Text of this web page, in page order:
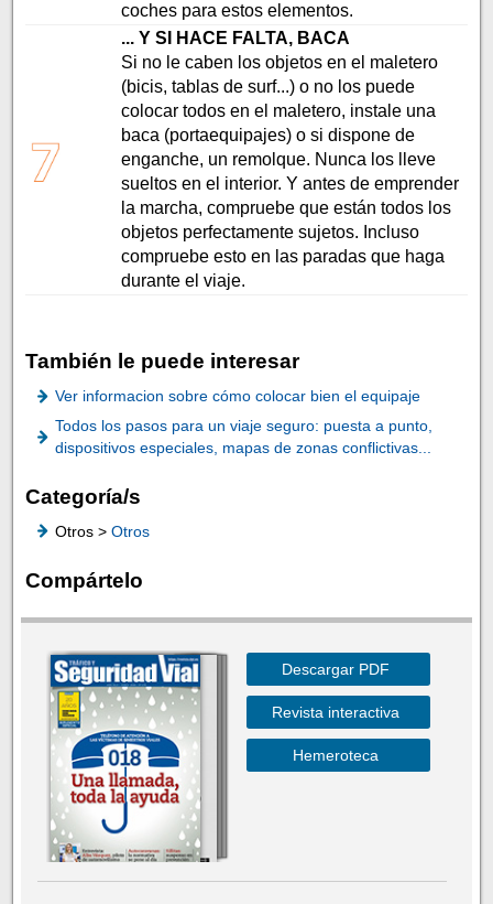
coches para estos elementos.
... Y SI HACE FALTA, BACA
Si no le caben los objetos en el maletero
(bicis, tablas de surf...) o no los puede
colocar todos en el maletero, instale una
baca (portaequipajes) o si dispone de
enganche, un remolque. Nunca los lleve
sueltos en el interior. Y antes de emprender
la marcha, compruebe que están todos los
objetos perfectamente sujetos. Incluso
compruebe esto en las paradas que haga
durante el viaje.
También le puede interesar
Ver informacion sobre cómo colocar bien el equipaje
Todos los pasos para un viaje seguro: puesta a punto,
dispositivos especiales, mapas de zonas conflictivas...
Categoría/s
Otros > Otros
Compártelo
Descargar PDF
Revista interactiva
Hemeroteca